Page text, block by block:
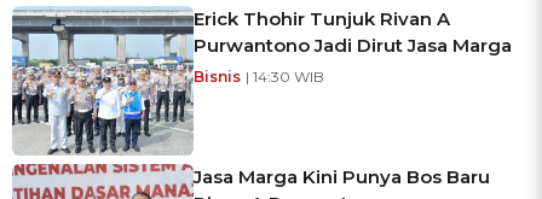
Erick Thohir Tunjuk Rivan A
Purwantono Jadi Dirut Jasa Marga
Bisnis | 14:30 WIB
Jasa Marga Kini Punya Bos Baru